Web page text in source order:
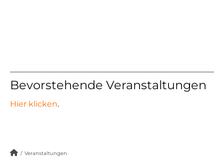
Bevorstehende Veranstaltungen
Hier klicken.
/ Veranstaltungen